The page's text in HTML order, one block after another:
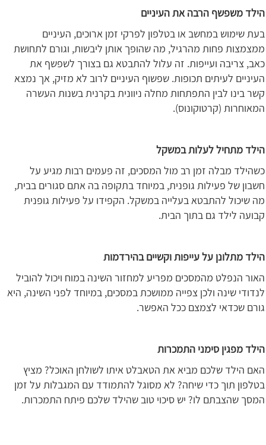
הילד משפשף הרבה את העיניים
בעת שימוש במחשב או בטלפון לפרקי זמן ארוכים, העיניים
ממצמצות פחות מהרגיל, מה שהופך אותן ליבשות, וגורם לתחושת
כאב, צריבה ועייפות. זה עלול להתבטא גם בצורך לשפשף את
העיניים לעיתים תכופות. שפשוף העיניים לרוב לא מזיק, אך נמצא
קשר בינו לבין התפתחות מחלה ניוונית בקרנית בשנות העשרה
המאוחרות (קרטוקונוס).
הילד מתחיל לעלות במשקל
כשהילד מבלה זמן רב מול המסכים, זה פעמים רבות מגיע על
חשבון של פעילות גופנית, במיוחד בתקופה בה אתם סגורים בבית,
מה שיכול להתבטא בעלייה במשקל. הקפידו על פעילות גופנית
קבועה לילד גם בתוך הבית.
הילד מתלונן על עייפות וקשיים בהירדמות
האור הנפלט מהמסכים מפריע למחזור השינה במוח ויכול להוביל
לנדודי שינה ולכן צפייה ממושכת במסכים, במיוחד לפני השינה, היא
גורם שכדאי לצמצם ככל האפשר.
הילד מפגין סימני התמכרות
האם הילד שלכם מביא את הטאבלט איתו לשולחן האוכל? מציץ
בטלפון תוך כדי שיחה? לא מסוגל להתמודד עם המגבלות על זמן
המסך שהצבתם לו? יש סיכוי טוב שהילד שלכם פיתח התמכרות.